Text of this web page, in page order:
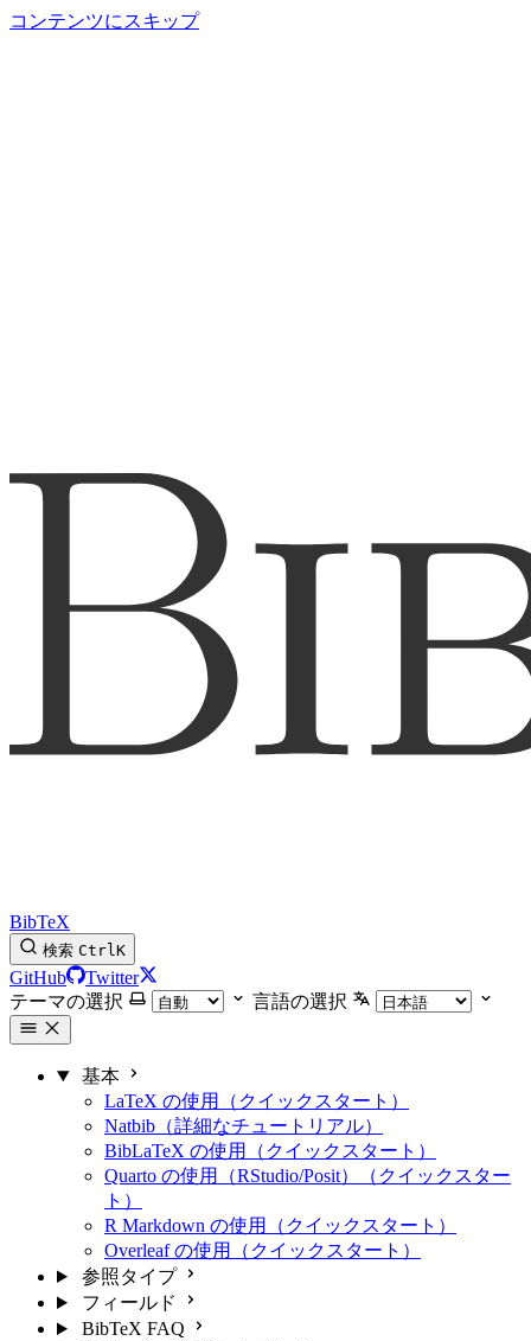
コンテンツにスキップ
BibTeX
検索 CtrlK
GitHub
Twitter
テーマの選択
言語の選択
基本
LaTeX の使用（クイックスタート）
Natbib（詳細なチュートリアル）
BibLaTeX の使用（クイックスタート）
Quarto の使用（RStudio/Posit）（クイックスター
ト）
R Markdown の使用（クイックスタート）
Overleaf の使用（クイックスタート）
参照タイプ
フィールド
BibTeX FAQ